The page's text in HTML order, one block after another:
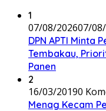
1
07/08/202607/
DPN APTI Minta
Tembakau,
Panen
2
16/03/20190
Menag Kecam